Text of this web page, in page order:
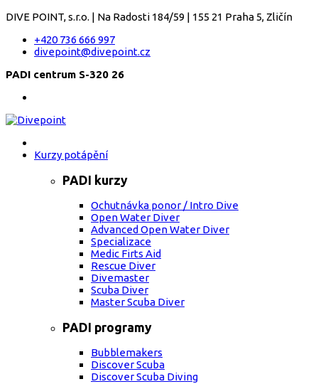
DIVE POINT, s.r.o. | Na Radosti 184/59 | 155 21 Praha 5, Zličín
+420 736 666 997
divepoint@divepoint.cz
PADI centrum S-320 26
Kurzy potápění
PADI kurzy
Ochutnávka ponor / Intro Dive
Open Water Diver
Advanced Open Water Diver
Specializace
Medic Firts Aid
Rescue Diver
Divemaster
Scuba Diver
Master Scuba Diver
PADI programy
Bubblemakers
Discover Scuba
Discover Scuba Diving